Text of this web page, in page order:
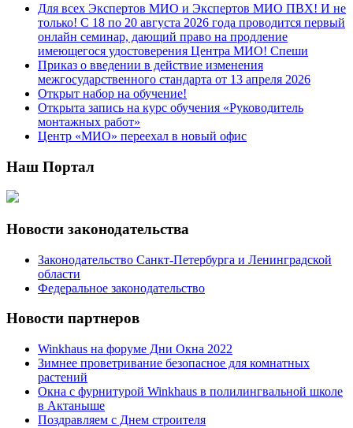
Для всех Экспертов МИО и Экспертов МИО ПВХ! И не
только! С 18 по 20 августа 2026 года проводится первый
онлайн семинар, дающий право на продление
имеющегося удостоверения Центра МИО! Спеши
Приказ о введении в действие изменения
межгосударственного стандарта от 13 апреля 2026
Открыт набор на обучение!
Открыта запись на курс обучения «Руководитель
монтажных работ»
Центр «МИО» переехал в новый офис
Наш Портал
Новости законодательства
Законодательство Санкт-Петербурга и Ленинградской
области
Федеральное законодательство
Новости партнеров
Winkhaus на форуме Дни Окна 2022
Зимнее проветривание безопасное для комнатных
растений
Окна с фурнитурой Winkhaus в полилингвальной школе
в Актаныше
Поздравляем с Днем строителя